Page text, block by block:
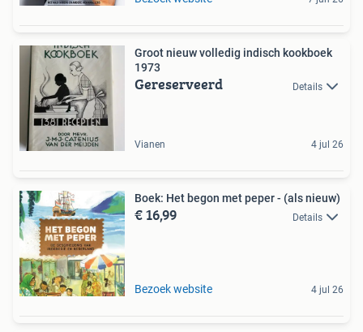
Groot nieuw volledig indisch kookboek
1973
Gereserveerd Details
Vianen 4 jul 26
Boek: Het begon met peper - (als nieuw)
€ 16,99 Details
Bezoek website 4 jul 26